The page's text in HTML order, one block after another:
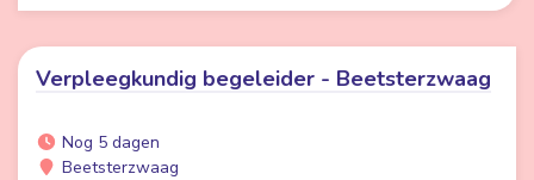
Verpleegkundig begeleider - Beetsterzwaag
Nog 5 dagen
Beetsterzwaag